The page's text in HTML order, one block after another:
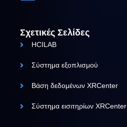
Σχετικές Σελίδες
HCILAB
Σύστημα εξοπλισμού
Βάση δεδομένων XRCenter
Σύστημα εισιτηρίων XRCenter